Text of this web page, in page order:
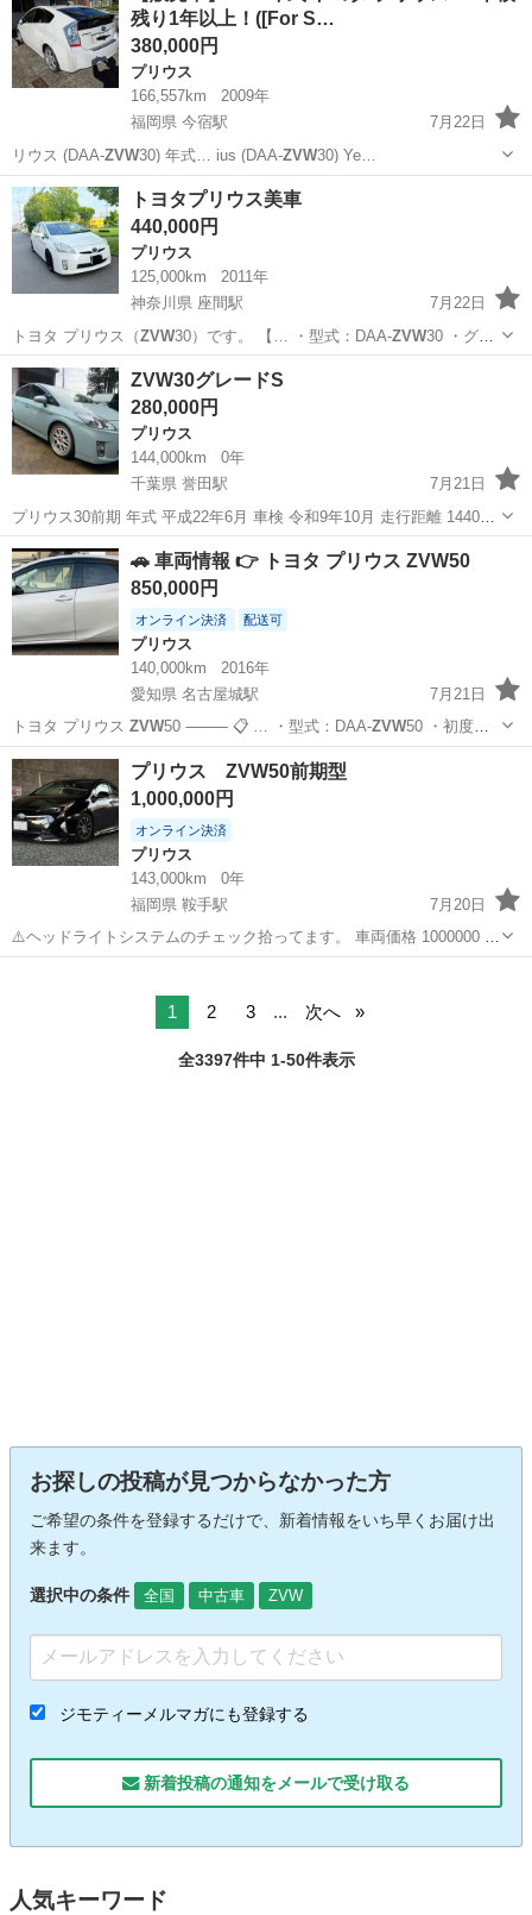
残り1年以上！([For S…
380,000円
プリウス
166,557km
2009年
福岡県 今宿駅
7月22日
リウス (DAA-ZVW 30) 年式… ius (DAA-ZVW 30) Ye…
福岡 福岡市 今宿駅 プリウス
トヨタプリウス美車
440,000円
プリウス
125,000km
2011年
神奈川県 座間駅
7月22日
トヨタ プリウス（ZVW 30）です。 【… ・型式：DAA-ZVW30 ・グレ
ード·…
神奈川 座間市 座間駅 プリウス
ZVW30グレードS
280,000円
プリウス
144,000km
0年
千葉県 誉田駅
7月21日
プリウス30前期 年式 平成22年6月 車検 令和9年10月 走行距離 144000
キロ 不具合は、なし。 比較てに綺麗ですが、年式相応の傷等はありま
す。 すぐに乗れます。 名義変更完了までの預かり金頂戴させて頂きま
す。
千葉 千葉市 誉田駅 プリウス
🚗 車両情報 👉 トヨタ プリウス ZVW50
850,000円
オンライン決済 配送可
プリウス
140,000km
2016年
愛知県 名古屋城駅
7月21日
トヨタ プリウス ZVW 50 ⸻ 📋 … ・型式：DAA-ZVW50 ・初度登
録：…
愛知 名古屋市 名古屋城駅 プリウス
プリウス ZVW50前期型
1,000,000円
オンライン決済
プリウス
143,000km
0年
福岡県 鞍手駅
7月20日
⚠️ヘッドライトシステムのチェック拾ってます。 車両価格 1000000 ★
走行距離 143000k ★車検残 R8 11 ★年式 ★外装 右Rドア凹有 写真追
1 2 3 ... 次へ
全3397件中 1-50件表示
お探しの投稿が見つからなかった方
ご希望の条件を登録するだけで、新着情報をいち早くお届け出
来ます。
選択中の条件 全国 中古車 ZVW
ジモティーメルマガにも登録する
新着投稿の通知をメールで受け取る
人気キーワード